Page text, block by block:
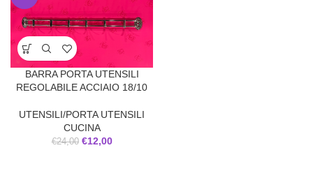
BARRA PORTA UTENSILI
REGOLABILE ACCIAIO 18/10
UTENSILI/PORTA UTENSILI
CUCINA
€24,00 €12,00